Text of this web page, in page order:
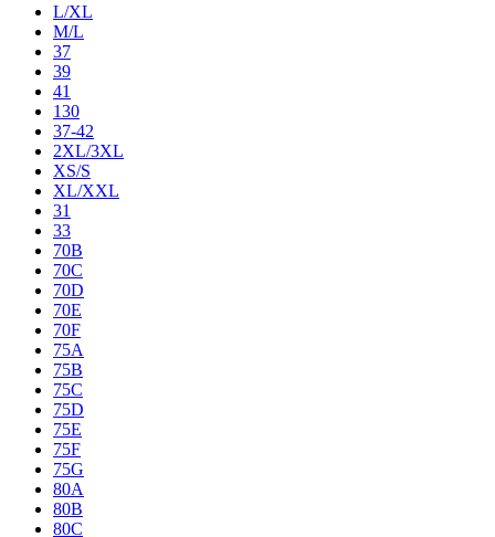
L/XL
M/L
37
39
41
130
37-42
2XL/3XL
XS/S
XL/XXL
31
33
70B
70C
70D
70E
70F
75A
75B
75C
75D
75E
75F
75G
80A
80B
80C